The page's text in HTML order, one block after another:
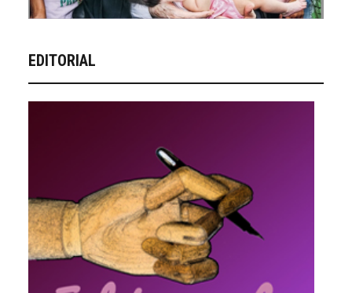
EDITORIAL